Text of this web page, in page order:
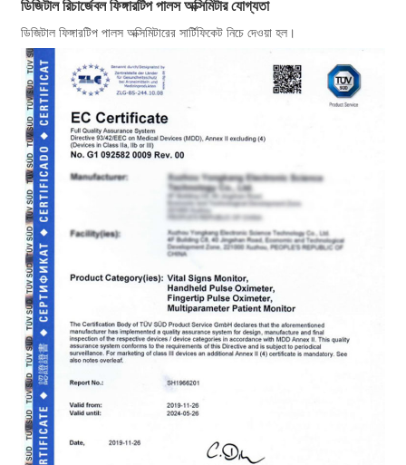
ডিজিটাল রিচার্জেবল ফিঙ্গারটিপ পালস অক্সিমিটার যোগ্যতা
ডিজিটাল ফিঙ্গারটিপ পালস অক্সিমিটারের সার্টিফিকেট নিচে দেওয়া হল।